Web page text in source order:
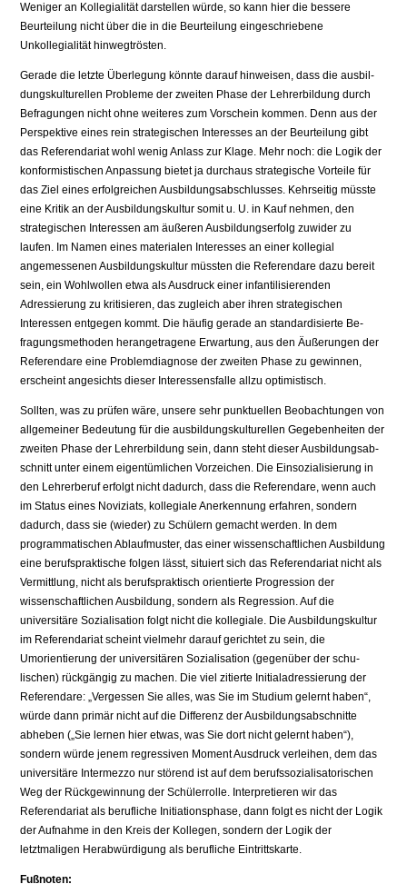
Weniger an Kollegialität dar­stellen würde, so kann hier die bessere
Beurteilung nicht über die in die Beur­teilung eingeschriebene
Unkollegialität hinwegtrösten.
Gerade die letzte Überlegung könnte darauf hinweisen, dass die ausbil­
dungskulturellen Probleme der zweiten Phase der Lehrerbildung durch
Be­fragungen nicht ohne weiteres zum Vorschein kommen. Denn aus der
Pers­pektive eines rein strategischen Interesses an der Beurteilung gibt
das Referendariat wohl wenig Anlass zur Klage. Mehr noch: die Logik der
konformis­tischen Anpassung bietet ja durchaus strategische Vorteile für
das Ziel eines erfolgreichen Ausbildungsabschlusses. Kehrseitig müsste
eine Kritik an der Ausbildungskultur somit u. U. in Kauf nehmen, den
strategischen Interessen am äußeren Ausbildungserfolg zuwider zu
laufen. Im Namen eines materialen Interesses an einer kollegial
angemessenen Ausbildungskultur müssten die Referendare dazu bereit
sein, ein Wohlwollen etwa als Ausdruck einer infantilisierenden
Adressierung zu kritisieren, das zugleich aber ihren strategi­schen
Interessen entgegen kommt. Die häufig gerade an standardisierte Be­
fragungsmethoden herangetragene Erwartung, aus den Äußerungen der
Refe­rendare eine Problemdiagnose der zweiten Phase zu gewinnen,
erscheint an­gesichts dieser Interessensfalle allzu optimistisch.
Sollten, was zu prüfen wäre, unsere sehr punktuellen Beobachtungen von
allgemeiner Bedeutung für die ausbildungskulturellen Gegebenheiten der
zweiten Phase der Lehrerbildung sein, dann steht dieser Ausbildungsab­
schnitt unter einem eigentümlichen Vorzeichen. Die Einsozialisierung in
den Lehrerberuf erfolgt nicht dadurch, dass die Referendare, wenn auch
im Status eines Noviziats, kollegiale Anerkennung erfahren, sondern
dadurch, dass sie (wieder) zu Schülern gemacht werden. In dem
programmatischen Ablauf­muster, das einer wissenschaftlichen Ausbildung
eine berufspraktische folgen lässt, situiert sich das Referendariat nicht als
Vermittlung, nicht als berufs­praktisch orientierte Progression der
wissenschaftlichen Ausbildung, sondern als Regression. Auf die
universitäre Sozialisation folgt nicht die kollegiale. Die Ausbildungskultur
im Referendariat scheint vielmehr darauf gerichtet zu sein, die
Umorientierung der universitären Sozialisation (gegenüber der schu­
lischen) rückgängig zu machen. Die viel zitierte Initialadressierung der
Refe­rendare: „Vergessen Sie alles, was Sie im Studium gelernt haben“,
würde dann primär nicht auf die Differenz der Ausbildungsabschnitte
abheben („Sie lernen hier etwas, was Sie dort nicht gelernt haben“),
sondern würde jenem regressiven Moment Ausdruck verleihen, dem das
universitäre Intermezzo nur störend ist auf dem berufssozialisatorischen
Weg der Rückgewinnung der Schülerrolle. Interpretieren wir das
Referendariat als berufliche Initiations­phase, dann folgt es nicht der Logik
der Aufnahme in den Kreis der Kolle­gen, sondern der Logik der
letztmaligen Herabwürdigung als berufliche Ein­trittskarte.
Fußnoten: